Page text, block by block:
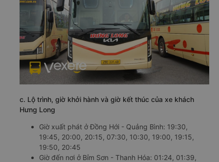
c. Lộ trình, giờ khởi hành và giờ kết thúc của xe khách
Hưng Long
Giờ xuất phát ở Đồng Hới - Quảng Bình: 19:30,
19:45, 20:00, 20:15, 07:30, 10:30, 19:00, 19:15,
19:50, 20:45
Giờ đến nơi ở Bỉm Sơn - Thanh Hóa: 01:24, 01:39,